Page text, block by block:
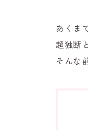
あくま
超独断
そんな